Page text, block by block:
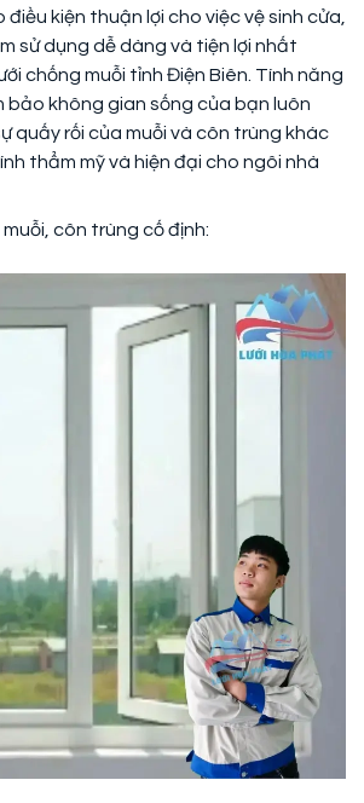
kiện thuận lợi cho việc vệ sinh cửa,
sử dụng dễ dàng và tiện lợi nhất
chống muỗi tỉnh Điện Biên. Tính năng
bảo không gian sống của bạn luôn
quấy rối của muỗi và côn trùng khác
thẩm mỹ và hiện đại cho ngôi nhà
côn trùng cố định: